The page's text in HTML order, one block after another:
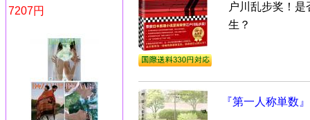
7207円
户川乱步奖！
生？
『第一人称単数』